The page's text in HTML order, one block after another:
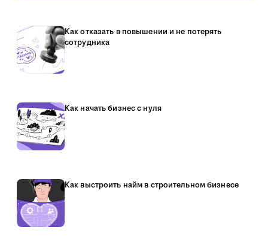
Как отказать в повышении и не потерять
сотрудника
Как начать бизнес с нуля
Как выстроить найм в строительном бизнесе